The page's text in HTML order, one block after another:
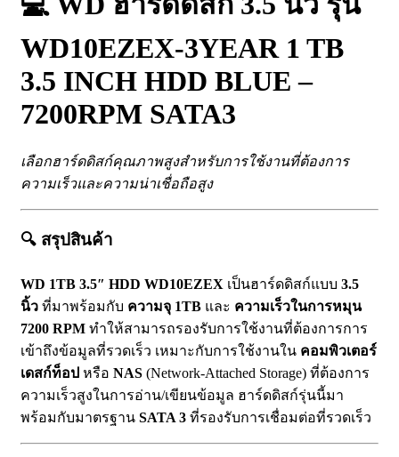
WD10EZEX-3YEAR 1 TB
3.5 INCH HDD BLUE –
7200RPM SATA3
เลือกฮาร์ดดิสก์คุณภาพสูงสำหรับการใช้งานที่ต้องการ
ความเร็วและความน่าเชื่อถือสูง
🔍 สรุปสินค้า
WD 1TB 3.5″ HDD WD10EZEX เป็นฮาร์ดดิสก์แบบ 3.5
นิ้ว ที่มาพร้อมกับ ความจุ 1TB และ ความเร็วในการหมุน
7200 RPM ทำให้สามารถรองรับการใช้งานที่ต้องการการ
เข้าถึงข้อมูลที่รวดเร็ว เหมาะกับการใช้งานใน คอมพิวเตอร์
เดสก์ท็อป หรือ NAS (Network-Attached Storage) ที่ต้องการ
ความเร็วสูงในการอ่าน/เขียนข้อมูล ฮาร์ดดิสก์รุ่นนี้มา
พร้อมกับมาตรฐาน SATA 3 ที่รองรับการเชื่อมต่อที่รวดเร็ว